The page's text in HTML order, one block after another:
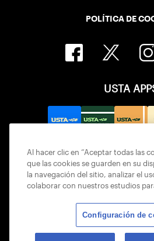
POLÍTICA DE
USTA
© 2026 USTA ALL
Al hacer clic en “Aceptar todas las
que las cookies se guarden en su
la navegación del sitio, analizar el
colaborar con nuestros estudios
Configuración de